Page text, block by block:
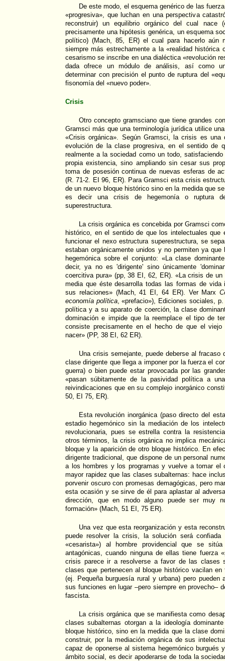
De este modo, el esquema genérico de las
«progresiva», que luchan en una perspectiva
reconstruir) un equilibrio orgánico del cual nace
precisamente una hipótesis genérica, un esquema
político) (Mach, 85, ER) el cual para hacerlo aún
siempre más estrechamente a la «realidad histórica
cesarismo se inscribe en una dialéctica «revolución
dada ofrece un módulo de análisis, así como
determinar con precisión el punto de ruptura del
fisonomía del «nuevo poder».
Crisis
Otro concepto gramsciano que tiene grandes
Gramsci más que una terminología jurídica utilice
«Crisis orgánica». Según Gramsci, la crisis es una
evolución de la clase progresiva, en el sentido de
realmente a la sociedad como un todo,
propia existencia, sino ampliando sin cesar sus
toma de posesión continua de nuevas esferas de
(R. 71-2. EI 96, ER). Para Gramsci esta crisis
de un nuevo bloque histórico sino en la medida que
es decir una crisis de hegemonía o ruptura
superestructura.
La crisis orgánica es concebida por Gramsci
histórico, en el sentido de que los intelectuales que
funcionar el nexo estructura superestructura, se
estaban orgánicamente unidos y no permiten ya
hegemónica sobre el conjunto: «La clase
decir, ya no es 'dirigente' sino únicamente
coercitiva pura» (pp, 38 EI, 62, ER). «La crisis de un
media que éste desarrolla todas las formas de vida
sus relaciones» (Mach, 41 EI, 64 ER). Ver Marx
economía política, «prefacio»), Ediciones sociales,
política y a su aparato de coerción, la clase
dominación e impide que la reemplace el tipo de
consiste precisamente en el hecho de que el
nacer» (PP, 38 EI, 62 ER).
Una crisis semejante, puede deberse al fracaso
clase dirigente que llega a imponer por la fuerza el
guerra) o bien puede estar provocada por las
«pasan súbitamente de la pasividad política a
reivindicaciones que en su complejo inorgánico
50, EI 75, ER).
Esta revolución inorgánica (paso directo del
estadio hegemónico sin la mediación de los
revolucionaria, pues se estrella contra la
otros términos, la crisis orgánica no implica
bloque y la aparición de otro bloque histórico. En
dirigente tradicional, que dispone de un personal
a los hombres y los programas y vuelve a tomar el
mayor rapidez que las clases subalternas: hace
porvenir oscuro con promesas demagógicas, pero
esta ocasión y se sirve de él para aplastar al
dirección, que en modo alguno puede ser muy
formación» (Mach, 51 EI, 75 ER).
Una vez que esta reorganización y esta
puede resolver la crisis, la solución será confiada
«cesarista») al hombre providencial que se
antagónicas, cuando ninguna de ellas tiene fuerza
crisis parece ir a resolverse a favor de las clases
clases que pertenecen al bloque histórico vacilan
(ej. Pequeña burguesía rural y urbana) pero pueden
sus funciones en lugar –pero siempre en provecho–
fascista.
La crisis orgánica que se manifiesta como
clases subalternas otorgan a la ideología
bloque histórico, sino en la medida que la clase
construir, por la mediación orgánica de sus
capaz de oponerse al sistema hegemónico burgués
ámbito social, es decir apoderarse de toda la